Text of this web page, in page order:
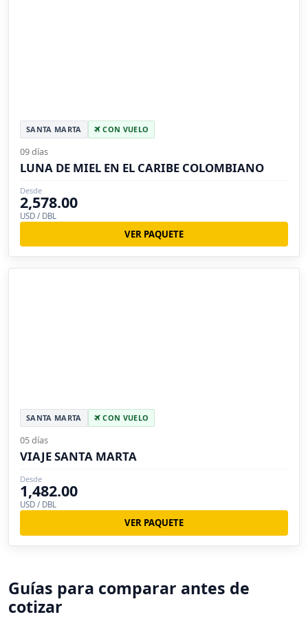
SANTA MARTA CON VUELO
09 días
LUNA DE MIEL EN EL CARIBE COLOMBIANO
Desde
2,578.00
USD / DBL
VER PAQUETE
SANTA MARTA CON VUELO
05 días
VIAJE SANTA MARTA
Desde
1,482.00
USD / DBL
VER PAQUETE
Guías para comparar antes de
cotizar